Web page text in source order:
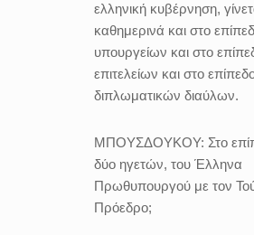
ελληνική κυβέρνηση,
καθημερινά και στο
υπουργείων και στο
επιτελείων και στο
διπλωματικών διαύλων.
ΜΠΟΥΣΔΟΥΚΟΥ: Στο
δύο ηγετών, του Έλληνα
Πρωθυπουργού με τον
Πρόεδρο;